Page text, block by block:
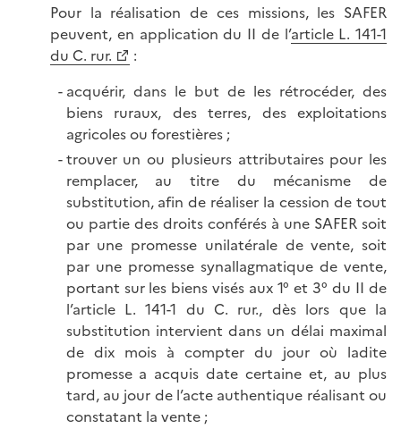
Pour la réalisation de ces missions, les SAFER
peuvent, en application du II de l’article L. 141-1
du C. rur.
:
acquérir, dans le but de les rétrocéder, des
biens ruraux, des terres, des exploitations
agricoles ou forestières ;
trouver un ou plusieurs attributaires pour les
remplacer, au titre du mécanisme de
substitution, afin de réaliser la cession de tout
ou partie des droits conférés à une SAFER soit
par une promesse unilatérale de vente, soit
par une promesse synallagmatique de vente,
portant sur les biens visés aux 1° et 3° du II de
l’article L. 141-1 du C. rur., dès lors que la
substitution intervient dans un délai maximal
de dix mois à compter du jour où ladite
promesse a acquis date certaine et, au plus
tard, au jour de l’acte authentique réalisant ou
constatant la vente ;